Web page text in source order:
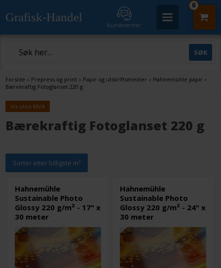
Grafisk-Handel
Kundesenter
0
Forside » Prepress og print » Papir og utskriftsmedier » Hahnemühle papir »
Bærekraftig Fotoglanset 220 g
Vis uten MVA
Bærekraftig Fotoglanset 220 g
Sorter etter billigste m²
Hahnemühle
Sustainable Photo
Glossy 220 g/m² - 17" x
30 meter
Hahnemühle
Sustainable Photo
Glossy 220 g/m² - 24" x
30 meter